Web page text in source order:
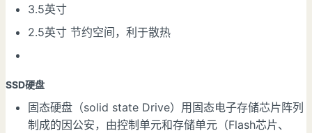
3.5英寸
2.5英寸 节约空间，利于散热
SSD硬盘
固态硬盘（solid state Drive）用固态电子存储芯片阵列
制成的因公安，由控制单元和存储单元（Flash芯片、